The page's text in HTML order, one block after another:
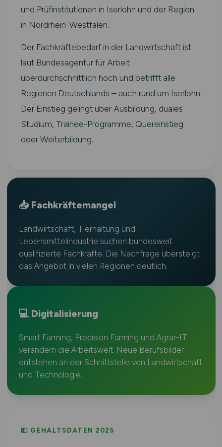
und Prüfinstitutionen in Iserlohn und der Region
in Nordrhein-Westfalen.
Der Fachkräftebedarf in der Landwirtschaft ist
laut Bundesagentur für Arbeit
überdurchschnittlich hoch und betrifft alle
Regionen Deutschlands – auch rund um Iserlohn.
Der Einstieg gelingt über Ausbildung, duales
Studium, Trainee-Programme, Quereinstieg
oder Weiterbildung.
📥 Fachkräftemangel
Landwirtschaft, Tierhaltung und
Lebensmittelindustrie suchen bundesweit
qualifizierte Fachkräfte. Die Nachfrage übersteigt
das Angebot in vielen Regionen deutlich.
💻 Digitalisierung
Smart Farming, Precision Farming und Agrar-IT
verändern die Arbeitswelt. Neue Berufsbilder
entstehen an der Schnittstelle von Landwirtschaft
und Technologie.
💵 GEHALTSDATEN 2025